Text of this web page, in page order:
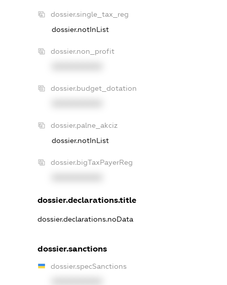
dossier.single_tax_reg
dossier.notInList
dossier.non_profit
dossier.budget_dotation
dossier.palne_akciz
dossier.notInList
dossier.bigTaxPayerReg
dossier.declarations.title
dossier.declarations.noData
dossier.sanctions
dossier.specSanctions